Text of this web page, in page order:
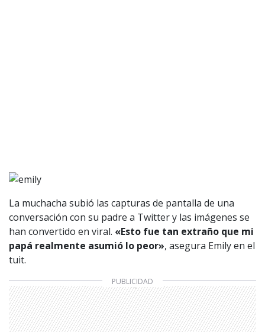
La muchacha subió las capturas de pantalla de una
conversación con su padre a Twitter y las imágenes se
han convertido en viral. «Esto fue tan extraño que mi
papá realmente asumió lo peor», asegura Emily en el
tuit.